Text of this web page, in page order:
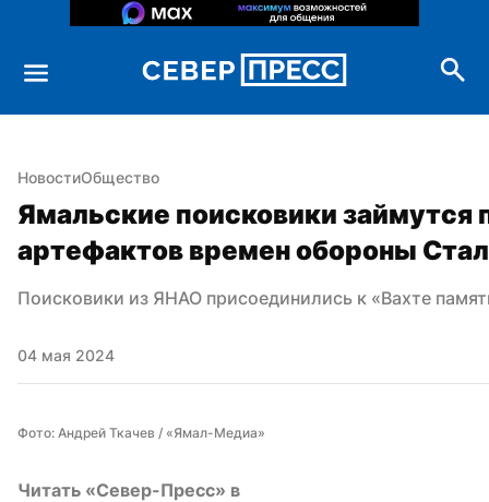
НовостиОбщество
Ямальские поисковики займутся
артефактов времен обороны
Поисковики из ЯНАО присоединились к «Вахте
04 мая 2024
Фото: Андрей Ткачев / «Ямал-Медиа»
Читать «Север-Пресс» в